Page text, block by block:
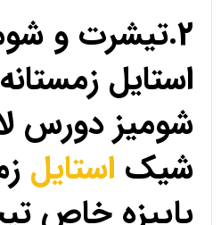
2.تیشرت و
استایل
شومیز دورس
شیک استایل
پاییزه خاص